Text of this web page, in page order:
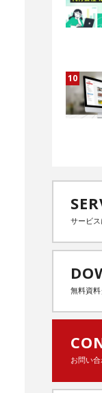
サービ
無料資
お問い